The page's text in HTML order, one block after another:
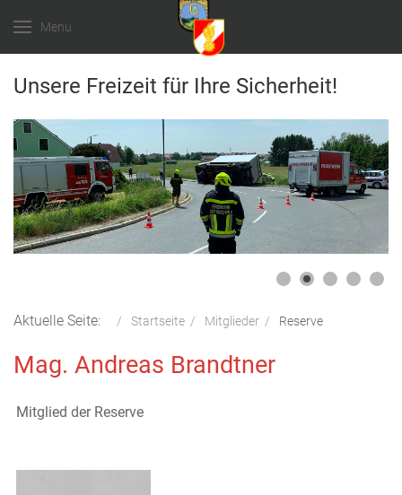
Menu
Unsere Freizeit für Ihre Sicherheit!
Aktuelle Seite: Startseite Mitglieder Reserve
Mag. Andreas Brandtner
Mitglied der Reserve